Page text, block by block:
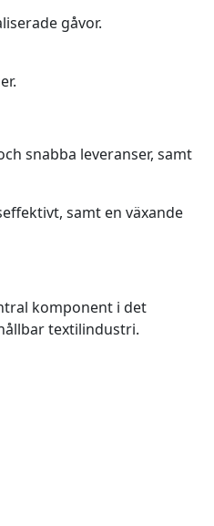
gåvor.
snabba leveranser, samt
samt en växande
komponent i det
textilindustri.